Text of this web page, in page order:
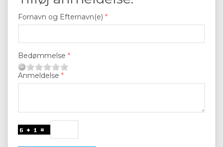
Fornavn og Efternavn(e)
Bedømmelse
Anmeldelse